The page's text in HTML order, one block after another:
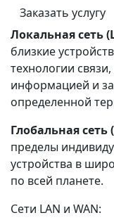
Заказать услугу
Локальная сеть
близкие
технологии
информацией и
определенной
Глобальная сеть
пределы
устройства в
по всей планете.
Сети LAN и WAN: